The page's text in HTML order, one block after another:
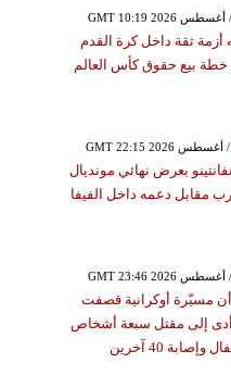
أزمة ثقة داخل كرة القدم
خطة بيع حقوق كأس العالم
بعرض نهائي مونديال
مسيّرة أوكرانية قصفت
إلى مقتل سبعة أشخاص
40 آخرين